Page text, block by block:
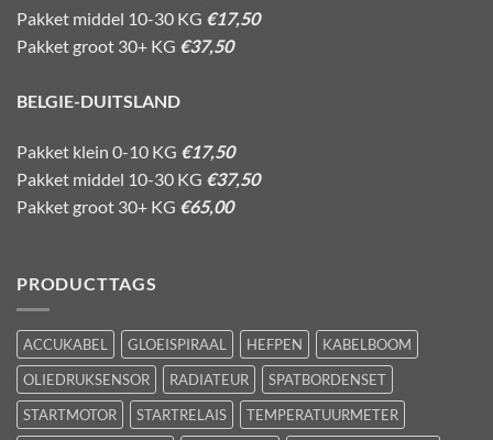
Pakket middel 10-30 KG €17,50
Pakket groot 30+ KG €37,50
BELGIE-DUITSLAND
Pakket klein 0-10 KG €17,50
Pakket middel 10-30 KG €37,50
Pakket groot 30+ KG €65,00
PRODUCTTAGS
ACCUKABEL GLOEISPIRAAL HEFPEN
KABELBOOM
OLIEDRUKSENSOR
RADIATEUR
SPATBORDENSET
STARTMOTOR
STARTRELAIS
TEMPERATUURMETER